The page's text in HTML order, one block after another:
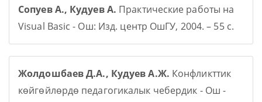
Сопуев А., Кудуев А. Практические работы на
Visual Basic - Ош: Изд. центр ОшГУ, 2004. – 55 с.
Жолдошбаев Д.А., Кудуев А.Ж. Конфликттик
көйгөйлөрдө педагогикалык чебердик - Ош -